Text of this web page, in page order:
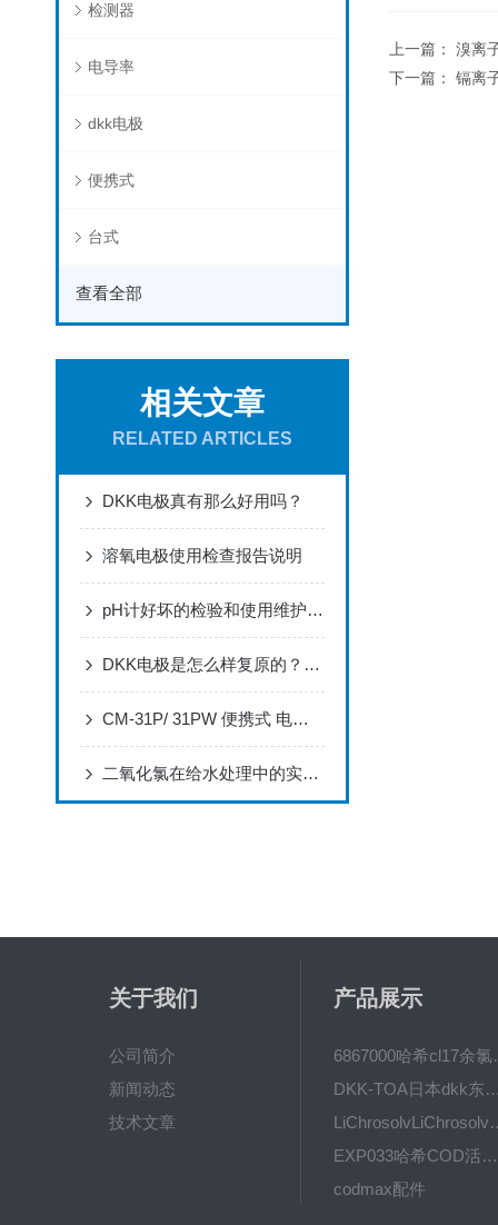
检测器
电导率
dkk电极
便携式
台式
查看全部
相关文章
RELATED ARTICLES
DKK电极真有那么好用吗？
溶氧电极使用检查报告说明
pH计好坏的检验和使用维护要点
DKK电极是怎么样复原的？正确浸泡DKK电极的方法
CM-31P/ 31PW 便携式 电导率分析仪 简易操作指南
二氧化氯在给水处理中的实际应用
上一篇： 溴离
下一篇： 镉离
关于我们
公司简介
新闻动态
技术文章
产品展示
6867000
DKK-TOA日本dkk东亚电
EXP033哈希COD活塞泵价格 EXP033
codmax配件